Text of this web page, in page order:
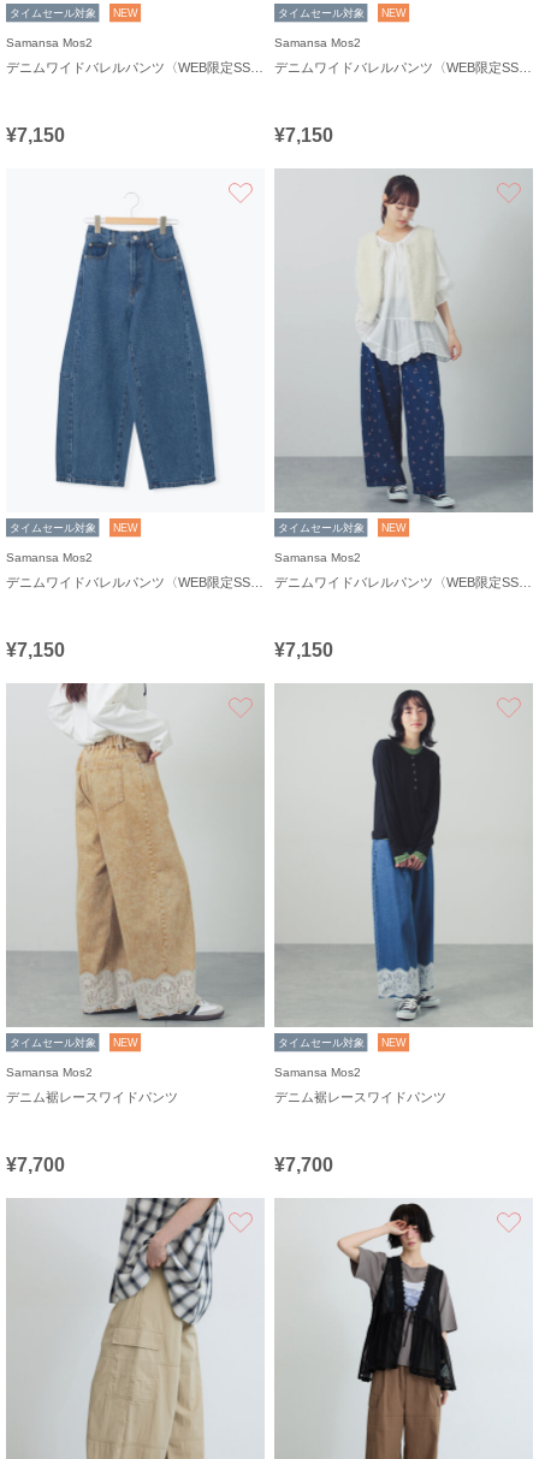
タイムセール対象 NEW
Samansa Mos2
¥7,150
タイムセール対象 NEW
Samansa Mos2
¥7,150
タイムセール対象 NEW
Samansa Mos2
¥7,150
タイムセール対象 NEW
Samansa Mos2
¥7,150
タイムセール対象 NEW
Samansa Mos2
デニム裾レースワイドパンツ
¥7,700
タイムセール対象 NEW
Samansa Mos2
デニム裾レースワイドパンツ
¥7,700